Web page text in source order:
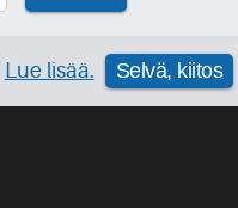
Lue lisää. Selvä, kiitos